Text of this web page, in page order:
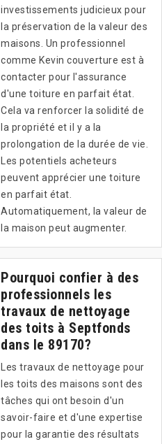
investissements judicieux pour
la préservation de la valeur des
maisons. Un professionnel
comme Kevin couverture est à
contacter pour l'assurance
d'une toiture en parfait état.
Cela va renforcer la solidité de
la propriété et il y a la
prolongation de la durée de vie.
Les potentiels acheteurs
peuvent apprécier une toiture
en parfait état.
Automatiquement, la valeur de
la maison peut augmenter.
Pourquoi confier à des
professionnels les
travaux de nettoyage
des toits à Septfonds
dans le 89170?
Les travaux de nettoyage pour
les toits des maisons sont des
tâches qui ont besoin d'un
savoir-faire et d'une expertise
pour la garantie des résultats